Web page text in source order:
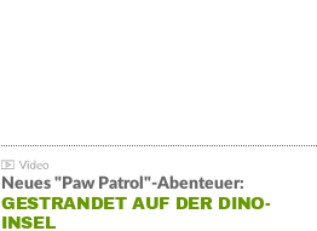
Neues "Paw Patrol"-Abenteuer:
GESTRANDET AUF DER DINO-
INSEL